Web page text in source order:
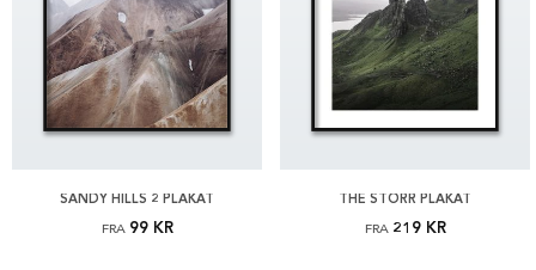
SANDY HILLS 2 PLAKAT
FRA 99 KR
THE STORR PLAKAT
FRA 219 KR